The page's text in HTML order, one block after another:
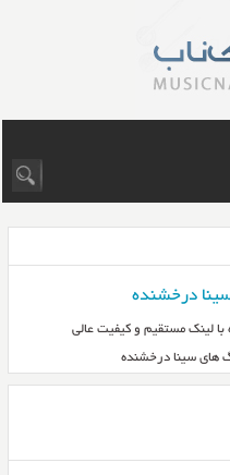
درخشنده
لینک مستقیم و کیفیت عالی
های سینا درخشنده